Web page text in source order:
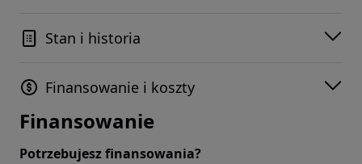
Stan i historia
Finansowanie i koszty
Finansowanie
Potrzebujesz finansowania?